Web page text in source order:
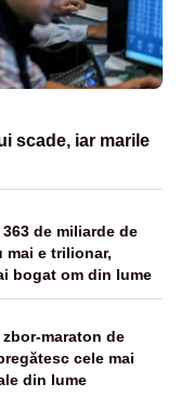
scade, iar marile
de miliarde de
mai e trilionar,
bogat om din lume
maraton de
cele mai
din lume